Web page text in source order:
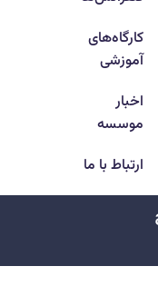
کارگاه‌های
آموزشی
اخبار
موسسه
ارتباط با ما